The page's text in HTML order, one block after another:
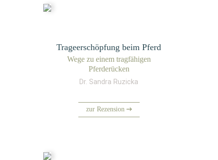
Trageerschöpfung beim Pferd
Wege zu einem trag­fä­hi­gen
Pferderücken
Dr. Sandra Ruzicka
zur Rezension